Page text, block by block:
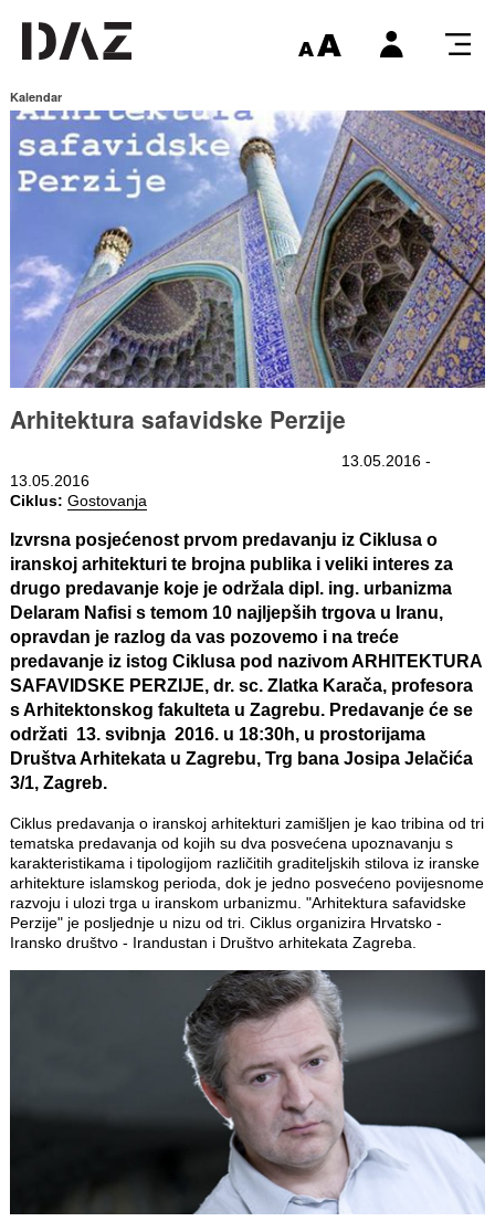
Kalendar
Arhitektura safavidske Perzije
13.05.2016 -
13.05.2016
Ciklus: Gostovanja
Izvrsna posjećenost prvom predavanju iz Ciklusa o
iranskoj arhitekturi te brojna publika i veliki interes za
drugo predavanje koje je održala dipl. ing. urbanizma
Delaram Nafisi s temom 10 najljepših trgova u Iranu,
opravdan je razlog da vas pozovemo i na treće
predavanje iz istog Ciklusa pod nazivom ARHITEKTURA
SAFAVIDSKE PERZIJE, dr. sc. Zlatka Karača, profesora
s Arhitektonskog fakulteta u Zagrebu. Predavanje će se
održati 13. svibnja 2016. u 18:30h, u prostorijama
Društva Arhitekata u Zagrebu, Trg bana Josipa Jelačića
3/1, Zagreb.
Ciklus predavanja o iranskoj arhitekturi zamišljen je kao tribina od tri
tematska predavanja od kojih su dva posvećena upoznavanju s
karakteristikama i tipologijom različitih graditeljskih stilova iz iranske
arhitekture islamskog perioda, dok je jedno posvećeno povijesnome
razvoju i ulozi trga u iranskom urbanizmu. "Arhitektura safavidske
Perzije" je posljednje u nizu od tri. Ciklus organizira Hrvatsko -
Iransko društvo - Irandustan i Društvo arhitekata Zagreba.